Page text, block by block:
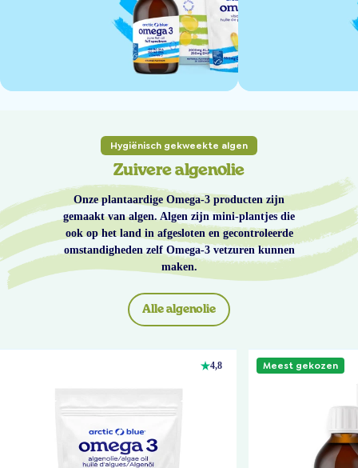
Hygiënisch gekweekte algen
Zuivere algenolie
Onze plantaardige Omega-3 producten zijn
gemaakt van algen. Algen zijn mini-plantjes die
ook op het land in afgesloten en gecontroleerde
omstandigheden zelf Omega-3 vetzuren kunnen
maken.
Alle algenolie
4,8 Meest gekozen